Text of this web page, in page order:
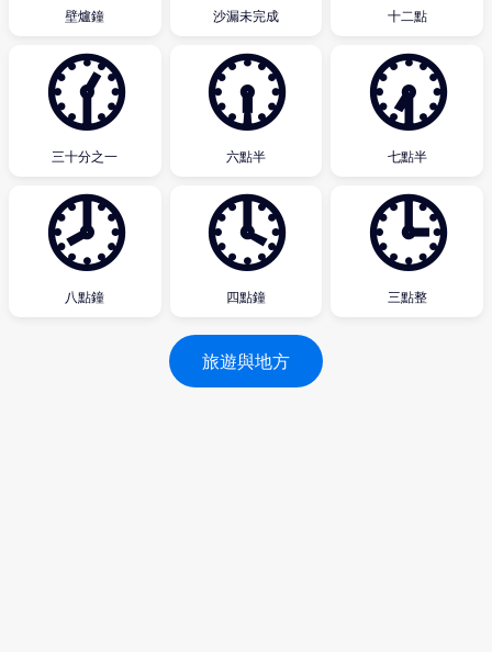
壁爐鐘 沙漏未完成 十二點
🕜
三十分之一
🕡
六點半
🕢
七點半
🕗
八點鐘
🕓
四點鐘
🕒
三點整
旅遊與地方